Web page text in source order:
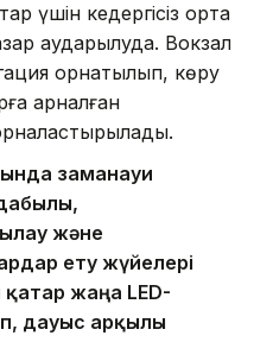
үшін кедергісіз орта
аударылуда. Вокзал
орнатылып, көру
арналған
заманауи
және
ету жүйелері
қатар жаңа LED-
дауыс арқылы